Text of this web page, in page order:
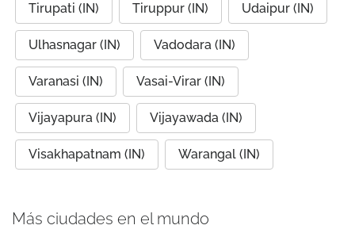
Tirupati (IN) Tiruppur (IN) Udaipur (IN)
Ulhasnagar (IN) Vadodara (IN)
Varanasi (IN) Vasai-Virar (IN)
Vijayapura (IN) Vijayawada (IN)
Visakhapatnam (IN) Warangal (IN)
Más ciudades en el mundo